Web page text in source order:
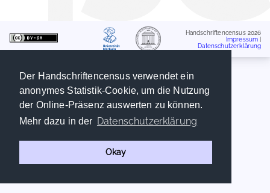
Der Handschriftencensus verwendet ein
anonymes Statistik-Cookie, um die Nutzung
der Online-Präsenz auswerten zu können.
Mehr dazu in der Datenschutzerklärung
Okay
Handschriftencensus 2026
Impressum
Datenschutzerklärung